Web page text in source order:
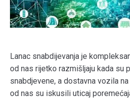
Lanac snabdijevanja je
od nas rijetko razmišljaju kada su
snabdjevene, a dostavna vozila
od nas su iskusili uticaj